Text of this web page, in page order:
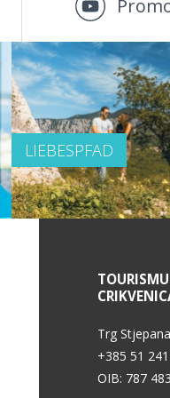
LIEBESPFAD
Trg
+385 51
OIB: 787